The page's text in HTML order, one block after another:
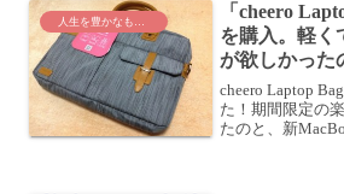
with ヨメレ...
人生を豊かなものに
「cheero
を購入。軽く
が欲しかった
cheero Laptop
た！期間限定の
たのと、新